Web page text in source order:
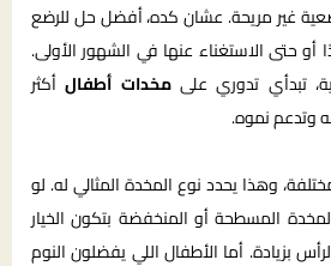
غير مريحة. عشان كده، أفضل حل للرضع
حتى الاستغناء عنها في الشهور الأولى.
تبدأي تدوري علىمخدات أطفالأكثر
وتدعم نموه.
وهذا يحدد نوع المخدة المثالي له. لو
المسطحة أو المنخفضة بتكون الخيار
بزيادة. أما الأطفال اللي يفضلون النوم